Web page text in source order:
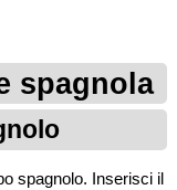
spagnola
spagnolo. Inserisci il